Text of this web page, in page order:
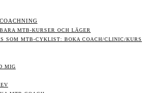
MTB-KURSER OCH LÄGER
SOM MTB-CYKLIST: BOKA COACH/CLINIC/KURS
MIG